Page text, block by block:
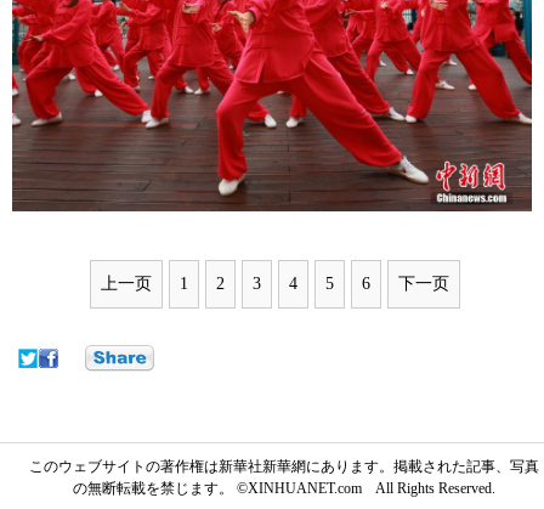
上一页 1 2 3 4 5 6 下一页
このウェブサイトの著作権は新華社新華網にあります。掲載された記事、写真
の無断転載を禁じます。 ©XINHUANET.com All Rights Reserved.